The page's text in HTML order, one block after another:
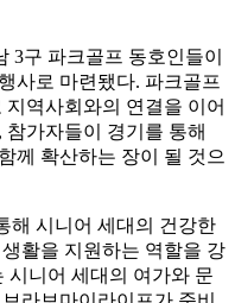
3구 파크골프 동호인들이
사로 마련됐다. 파크골프
역사회와의 연결을 이어
가자들이 경기를 통해
께 확산하는 장이 될 것으
해 시니어 세대의 건강한
활을 지원하는 역할을 강
시니어 세대의 여가와 문